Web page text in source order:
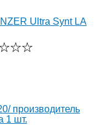
Ultra Synt LA
производитель
1 шт.